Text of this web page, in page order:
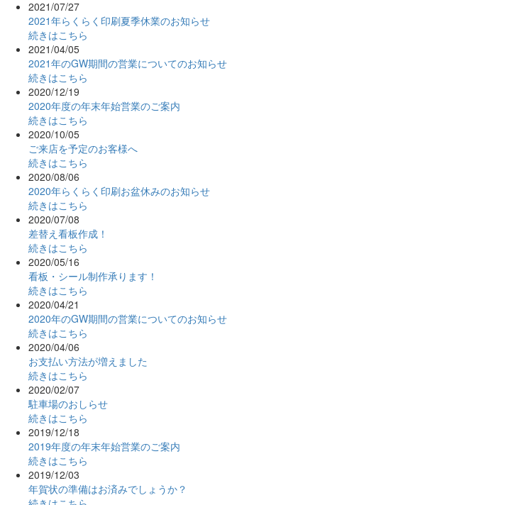
2021/07/27
2021年らくらく印刷夏季休業のお知らせ
続きはこちら
2021/04/05
2021年のGW期間の営業についてのお知らせ
続きはこちら
2020/12/19
2020年度の年末年始営業のご案内
続きはこちら
2020/10/05
ご来店を予定のお客様へ
続きはこちら
2020/08/06
2020年らくらく印刷お盆休みのお知らせ
続きはこちら
2020/07/08
差替え看板作成！
続きはこちら
2020/05/16
看板・シール制作承ります！
続きはこちら
2020/04/21
2020年のGW期間の営業についてのお知らせ
続きはこちら
2020/04/06
お支払い方法が増えました
続きはこちら
2020/02/07
駐車場のおしらせ
続きはこちら
2019/12/18
2019年度の年末年始営業のご案内
続きはこちら
2019/12/03
年賀状の準備はお済みでしょうか？